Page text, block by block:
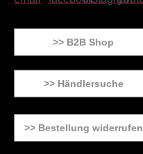
>> B2B Shop
>> Händlersuche
>> Bestellung widerrufen